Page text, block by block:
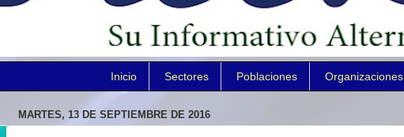
Inicio Sectores Poblaciones Organizaciones
MARTES, 13 DE SEPTIEMBRE DE 2016